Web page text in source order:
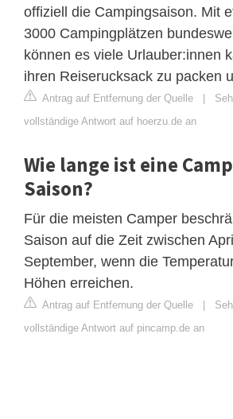
offiziell die Campingsaison. Mit
3000 Campingplätzen
können es viele Urlauber:innen
ihren Reiserucksack zu packen
Antrag auf Entfernung der Quelle
vollständige Antwort auf hoerzu.de an
Wie lange ist eine
Saison?
Für die meisten Camper
Saison auf die Zeit zwischen
September, wenn die
Höhen erreichen.
Antrag auf Entfernung der Quelle
vollständige Antwort auf pincamp.de an